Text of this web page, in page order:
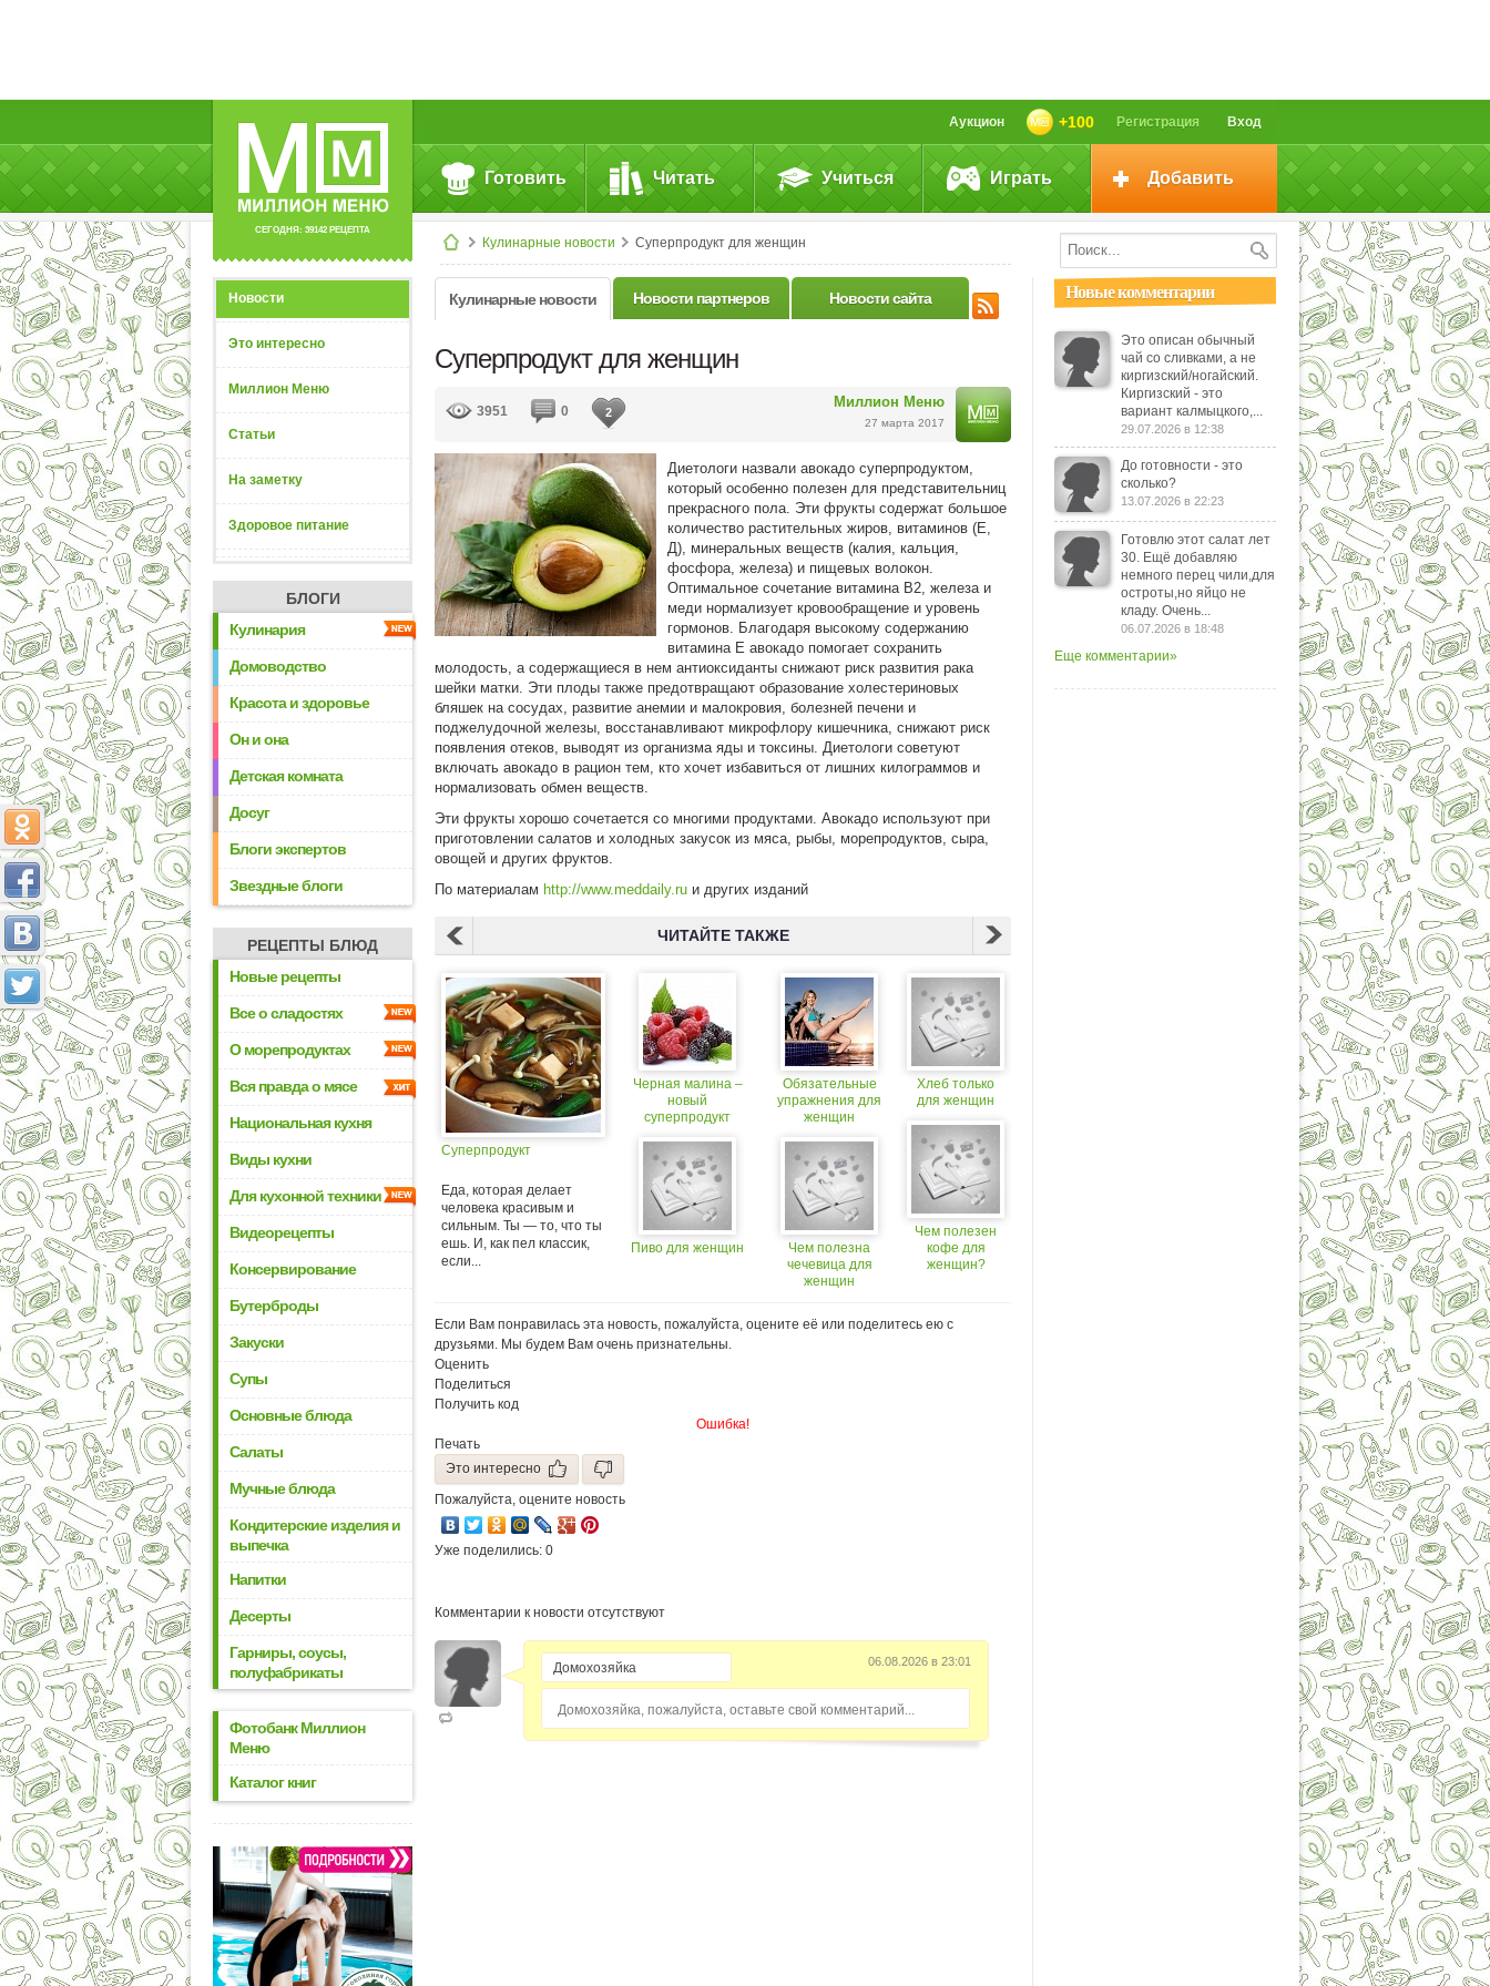
СЕГОДНЯ: 39142 РЕЦЕПТА
Вход
Регистрация
+100
Аукцион
Готовить Читать Учиться Играть Добавить
Кулинарные новости Суперпродукт для женщин
Новости
Это интересно
Миллион Меню
Статьи
На заметку
Здоровое питание
БЛОГИ
Кулинария
Домоводство
Красота и здоровье
Он и она
Детская комната
Досуг
Блоги экспертов
Звездные блоги
РЕЦЕПТЫ БЛЮД
Новые рецепты
Все о сладостях
О морепродуктах
Вся правда о мясе
Национальная кухня
Виды кухни
Для кухонной техники
Видеорецепты
Консервирование
Бутерброды
Закуски
Супы
Основные блюда
Салаты
Мучные блюда
Кондитерские изделия и
выпечка
Напитки
Десерты
Гарниры, соусы,
полуфабрикаты
Фотобанк Миллион
Меню
Каталог книг
Кулинарные новости Новости партнеров Новости сайта
Суперпродукт для женщин
Миллион Меню
27 марта 2017
3951 0 2
Диетологи назвали авокадо суперпродуктом,
который особенно полезен для представительниц
прекрасного пола. Эти фрукты содержат большое
количество растительных жиров, витаминов (Е,
Д), минеральных веществ (калия, кальция,
фосфора, железа) и пищевых волокон.
Оптимальное сочетание витамина В2, железа и
меди нормализует кровообращение и уровень
гормонов. Благодаря высокому содержанию
витамина Е авокадо помогает сохранить
молодость, а содержащиеся в нем антиоксиданты снижают риск развития рака
шейки матки. Эти плоды также предотвращают образование холестериновых
бляшек на сосудах, развитие анемии и малокровия, болезней печени и
поджелудочной железы, восстанавливают микрофлору кишечника, снижают риск
появления отеков, выводят из организма яды и токсины. Диетологи советуют
включать авокадо в рацион тем, кто хочет избавиться от лишних килограммов и
нормализовать обмен веществ.
Эти фрукты хорошо сочетается со многими продуктами. Авокадо используют при
приготовлении салатов и холодных закусок из мяса, рыбы, морепродуктов, сыра,
овощей и других фруктов.
По материалам http://www.meddaily.ru и других изданий
ЧИТАЙТЕ ТАКЖЕ
Суперпродукт
Еда, которая делает
человека красивым и
сильным. Ты — то, что ты
ешь. И, как пел классик,
если...
Черная малина –
новый
суперпродукт
Пиво для женщин
Обязательные
упражнения для
женщин
Чем полезна
чечевица для
женщин
Хлеб только
для женщин
Чем полезен
кофе для
женщин?
Если Вам понравилась эта новость, пожалуйста, оцените её или поделитесь ею с
друзьями. Мы будем Вам очень признательны.
Оценить
Поделиться
Получить код
Ошибка!
Печать
Это интересно
Пожалуйста, оцените новость
Уже поделились: 0
Комментарии к новости отсутствуют
06.08.2026 в 23:01
Домохозяйка, пожалуйста, оставьте свой комментарий...
Новые комментарии
Это описан обычный
чай со сливками, а не
киргизский/ногайский.
Киргизский - это
вариант калмыцкого,...
29.07.2026 в 12:38
До готовности - это
сколько?
13.07.2026 в 22:23
Готовлю этот салат лет
30. Ещё добавляю
немного перец чили,для
остроты,но яйцо не
кладу. Очень...
06.07.2026 в 18:48
Еще комментарии»